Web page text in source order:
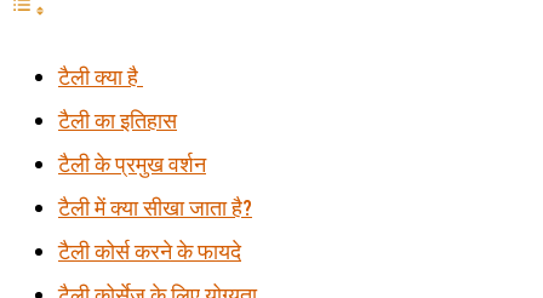
टैली क्या है
टैली का इतिहास
टैली के प्रमुख वर्शन
टैली में क्या सीखा जाता है?
टैली कोर्स करने के फायदे